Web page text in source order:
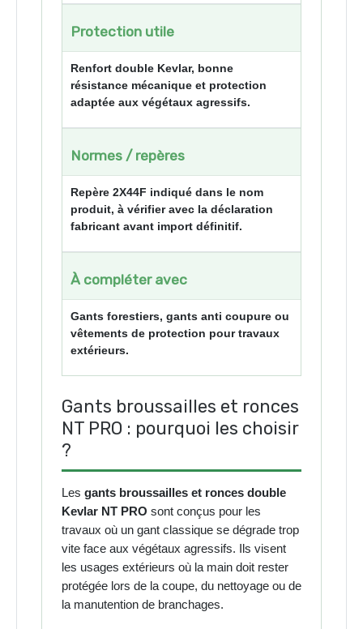
Protection utile
Renfort double Kevlar, bonne
résistance mécanique et protection
adaptée aux végétaux agressifs.
Normes / repères
Repère 2X44F indiqué dans le nom
produit, à vérifier avec la déclaration
fabricant avant import définitif.
À compléter avec
Gants forestiers, gants anti coupure ou
vêtements de protection pour travaux
extérieurs.
Gants broussailles et ronces
NT PRO : pourquoi les choisir
?
Les gants broussailles et ronces double
Kevlar NT PRO sont conçus pour les
travaux où un gant classique se dégrade trop
vite face aux végétaux agressifs. Ils visent
les usages extérieurs où la main doit rester
protégée lors de la coupe, du nettoyage ou de
la manutention de branchages.